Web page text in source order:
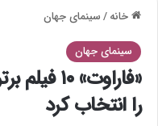
خانه/سینمای جهان
سینمای جهان
«فاراوت»
را انتخاب کرد